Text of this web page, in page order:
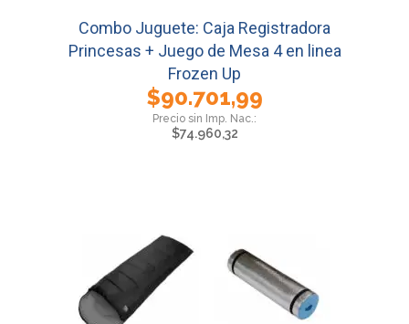
Combo Juguete: Caja Registradora
Princesas + Juego de Mesa 4 en linea
Frozen Up
$90.701,99
$74.960,32